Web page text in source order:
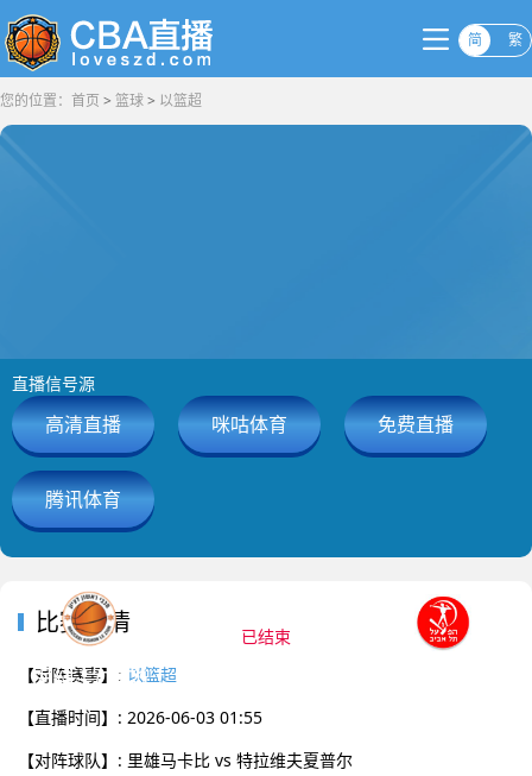
简 繁
您的位置： 首页 > 篮球> 以篮超
里雄马卡比
已结束
直播信号源
高清直播 咪咕体育 免费直播
腾讯体育
比赛详情
【对阵赛事】: 以篮超
【直播时间】: 2026-06-03 01:55
【对阵球队】: 里雄马卡比 vs 特拉维夫夏普尔